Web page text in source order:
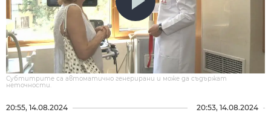
Субтитрите са автоматично генерирани и може да съдържат
неточности.
20:55, 14.08.2024 20:53, 14.08.2024